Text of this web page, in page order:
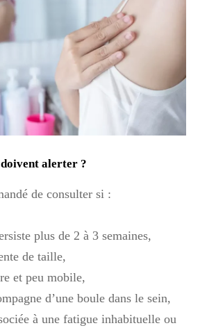
doivent alerter ?
de consulter si :
plus de 2 à 3 semaines,
de taille,
et peu mobile,
d’une boule dans le sein,
à une fatigue inhabituelle ou